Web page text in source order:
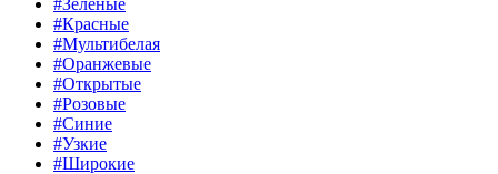
#Зеленые
#Красные
#Мультибелая
#Оранжевые
#Открытые
#Розовые
#Синие
#Узкие
#Широкие